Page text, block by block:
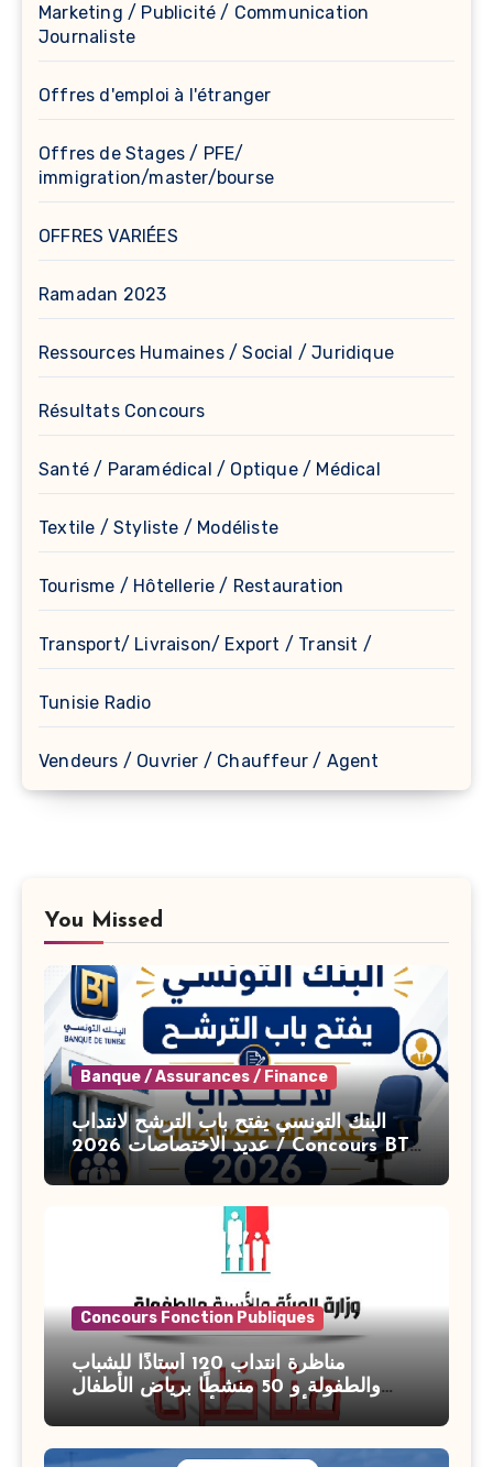
Marketing / Publicité / Communication
Journaliste
Offres d'emploi à l'étranger
Offres de Stages / PFE/
immigration/master/bourse
OFFRES VARIÉES
Ramadan 2023
Ressources Humaines / Social / Juridique
Résultats Concours
Santé / Paramédical / Optique / Médical
Textile / Styliste / Modéliste
Tourisme / Hôtellerie / Restauration
Transport/ Livraison/ Export / Transit /
Tunisie Radio
Vendeurs / Ouvrier / Chauffeur / Agent
You Missed
Banque / Assurances / Finance
البنك التونسي يفتح باب الترشح لانتداب
عديد الاختصاصات 2026 / Concours BT
Banque de Tunisie 2026
Concours Fonction Publiques
مناظرة انتداب 120 أستاذًا للشباب
والطفولة و 50 منشطًا برياض الأطفال
بوزارة الأسرة والمرأة والطفولة وكبار